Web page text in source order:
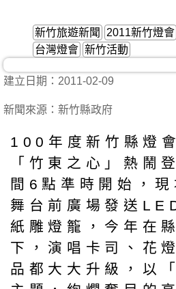
新竹旅遊新聞 2011新竹燈會
台灣燈會 新竹活動
建立日期：2011-02-09
新聞來源：新竹縣政府
100年度新竹縣燈
「竹東之心」熱鬧
間6點準時開始，現
舞台前廣場發送
紙雕燈籠，今年在
下，演唱卡司、花
品都大大升級，以